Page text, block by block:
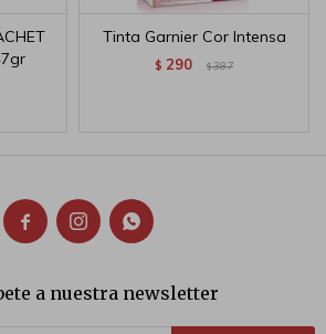
Tinta Garnier Cor Intensa
$ 290 $ 387
  
a nuestra newsletter